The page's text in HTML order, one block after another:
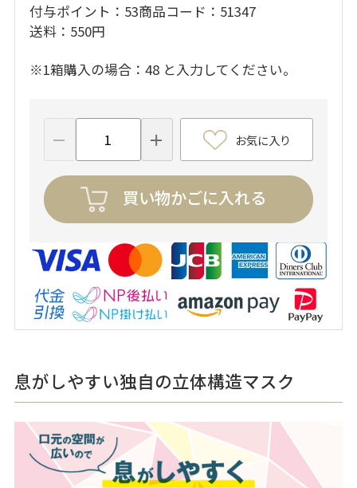
付与ポイント 53商品コード
51347
送料
550円
※1箱購入の場合：48 と入力してください。
お気に入り
買い物かごに入れる
息がしやすい独自の立体構造マスク